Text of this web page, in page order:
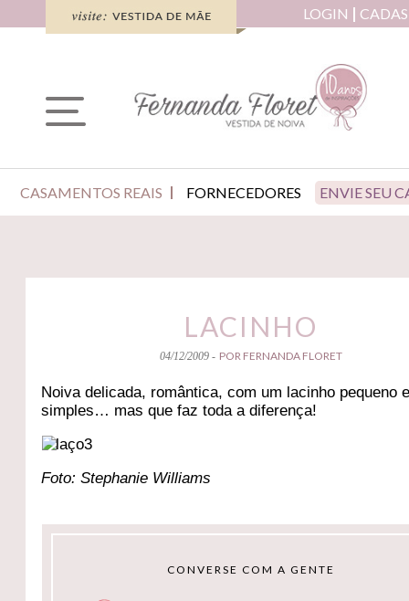
LOGIN
CASAMENTOS REAIS FORNECEDORES ENVIE SEU
LACINHO
04/12/2009 - POR FERNANDA FLORET
Noiva delicada, romântica, com um lacinho pequeno
simples… mas que faz toda a diferença!
Foto: Stephanie Williams
CONVERSE COM A GENTE